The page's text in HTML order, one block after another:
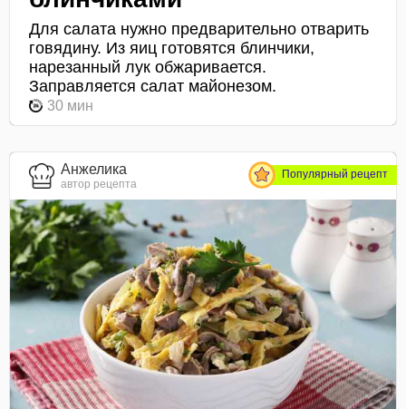
Для салата нужно предварительно отварить
говядину. Из яиц готовятся блинчики,
нарезанный лук обжаривается.
Заправляется салат майонезом.
30 мин
Анжелика
автор рецепта
Популярный рецепт